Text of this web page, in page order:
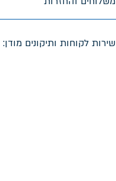
שירות לקוחות ותיקונים מודן: